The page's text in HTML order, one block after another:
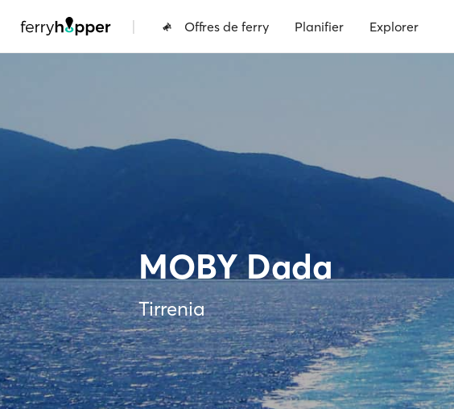
| Offres de ferry Planifier Explorer
MOBY Dada
Tirrenia